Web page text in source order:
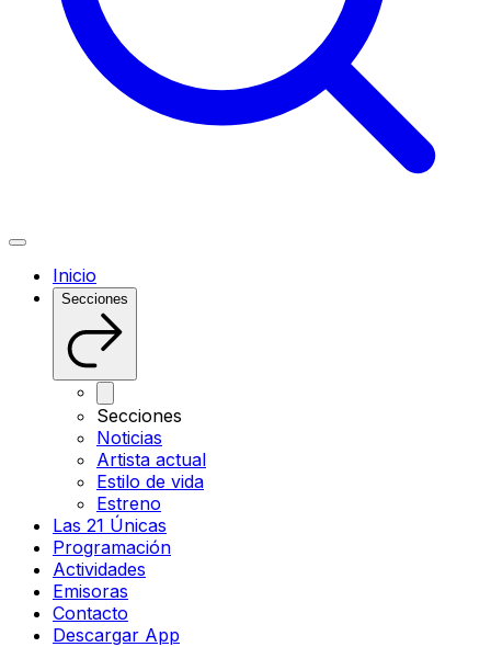
Inicio
Secciones
Secciones
Noticias
Artista actual
Estilo de vida
Estreno
Las 21 Únicas
Programación
Actividades
Emisoras
Contacto
Descargar App